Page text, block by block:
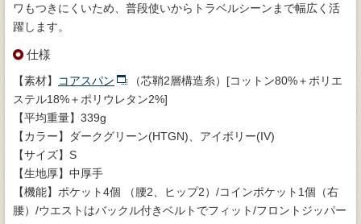
ワもつきにくいため、普段使いからトラベルシーンまで幅広く活
躍します。
仕様
【素材】 コアスパン
（芯鞘2層構造糸）[コットン80%＋ポリエ
ステル18%＋ポリウレタン2%]
【平均重量】339g
【カラー】ダークグリーン(HTGN)、アイボリー(IV)
【サイズ】S
【生地厚】中厚手
【機能】ポケット4個 （腰2、ヒップ2）/コインポケット1個（右
腰）/ウエストはバックル付きベルトでフィット/フロントジッパー